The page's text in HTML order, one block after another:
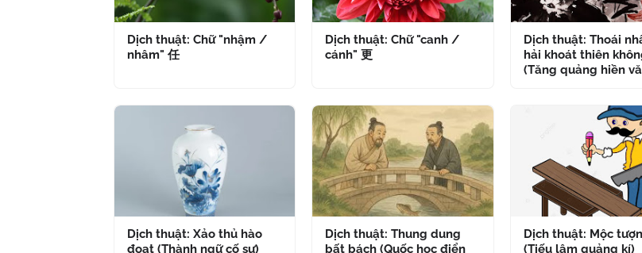
Dịch thuật: Chữ "nhậm /
nhâm" 任
Dịch thuật: Chữ "canh /
cánh" 更
Dịch thuật: Thoái
hải khoát thiên
(Tăng quảng hiền
Dịch thuật: Xảo thủ hào
đoạt (Thành ngữ cố sự)
Dịch thuật: Thung dung
bất bách (Quốc học điển
Dịch thuật: Mộc
(Tiếu lâm quảng kí)